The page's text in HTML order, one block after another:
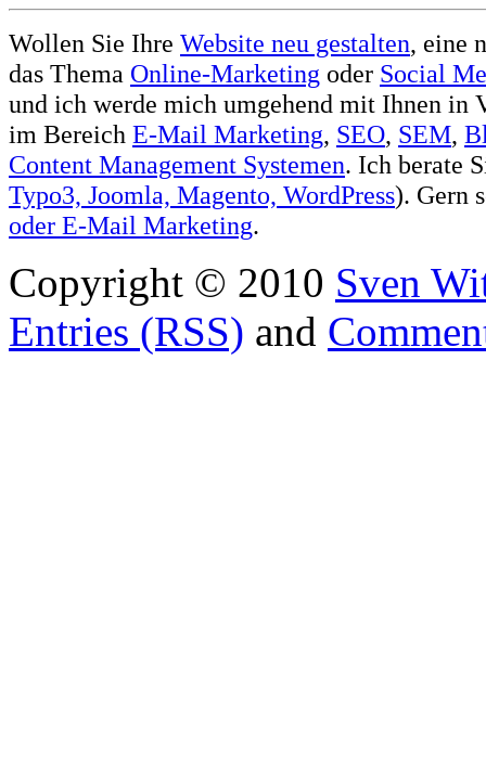
Wollen Sie Ihre Website neu gestalten, eine
das Thema Online-Marketing oder Social
und ich werde mich umgehend mit Ihnen in
im Bereich E-Mail Marketing, SEO, SEM,
Content Management Systemen. Ich berate
Typo3, Joomla, Magento, WordPress). Gern
oder E-Mail Marketing.
Copyright © 2010 Sven
Entries (RSS) and